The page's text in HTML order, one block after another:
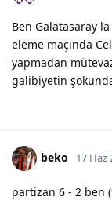
Ben
eleme maçında
yapmadan
galibiyetin
beko 17 Haz
partizan 6 - 2 ben